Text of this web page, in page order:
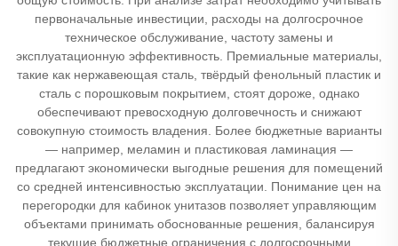
первоначальные инвестиции, расходы на долгосрочное
техническое обслуживание, частоту замены и
эксплуатационную эффективность. Премиальные материалы,
такие как нержавеющая сталь, твёрдый фенольный пластик и
сталь с порошковым покрытием, стоят дороже, однако
обеспечивают превосходную долговечность и снижают
совокупную стоимость владения. Более бюджетные варианты
— например, меламин и пластиковая ламинация —
предлагают экономически выгодные решения для помещений
со средней интенсивностью эксплуатации. Понимание цен на
перегородки для кабинок унитазов позволяет управляющим
объектами принимать обоснованные решения, балансируя
текущие бюджетные ограничения с долгосрочными